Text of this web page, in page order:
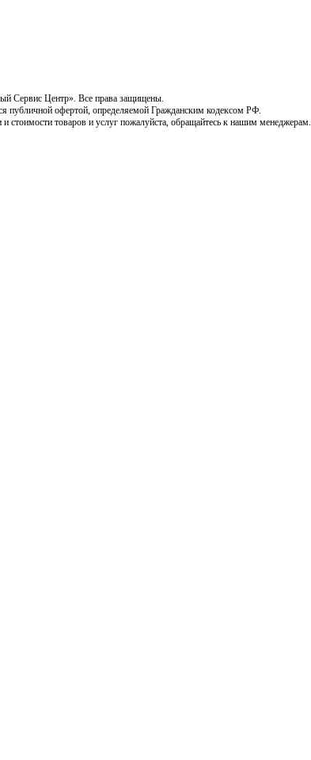
Сервис Центр». Все права защищены.
публичной офертой, определяемой Гражданским кодексом РФ.
стоимости товаров и услуг пожалуйста, обращайтесь к нашим менеджерам.